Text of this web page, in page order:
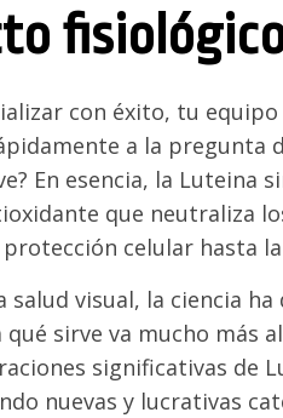
con éxito, tu
a la pregunta
En esencia, la Luteina
que neutraliza
protección celular hasta
salud visual, la ciencia
sirve va mucho más
significativas de
nuevas y lucrativas